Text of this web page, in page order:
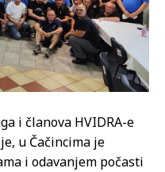
i članova HVIDRA-e
u Čačincima je
i odavanjem počasti